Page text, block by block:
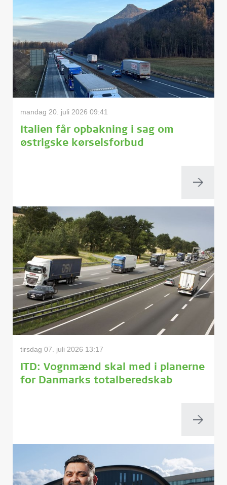
mandag 20. juli 2026 09:41
Italien får opbakning i sag om
østrigske kørselsforbud
tirsdag 07. juli 2026 13:17
ITD: Vognmænd skal med i planerne
for Danmarks totalberedskab